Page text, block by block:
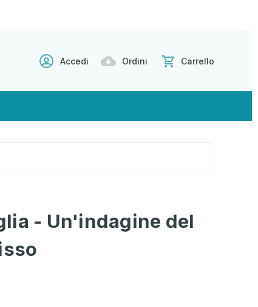
Accedi Ordini Carrello
- Un'indagine del